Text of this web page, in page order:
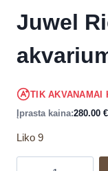
Juwel
TIK AKVANAMAI
Įprasta kaina:280.00 €
Liko 9